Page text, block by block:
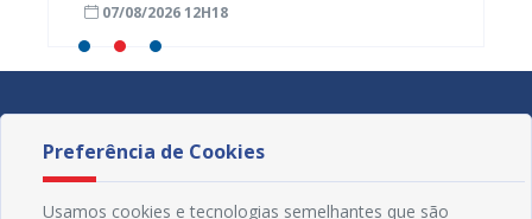
monitoramento do SUS
07/08/2026 12H18
Preferência de Cookies
Usamos cookies e tecnologias semelhantes que são